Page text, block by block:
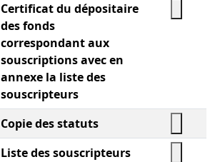
Certificat du dépositaire
des fonds
correspondant aux
souscriptions avec en
annexe la liste des
souscripteurs
Copie des statuts
Liste des souscripteurs